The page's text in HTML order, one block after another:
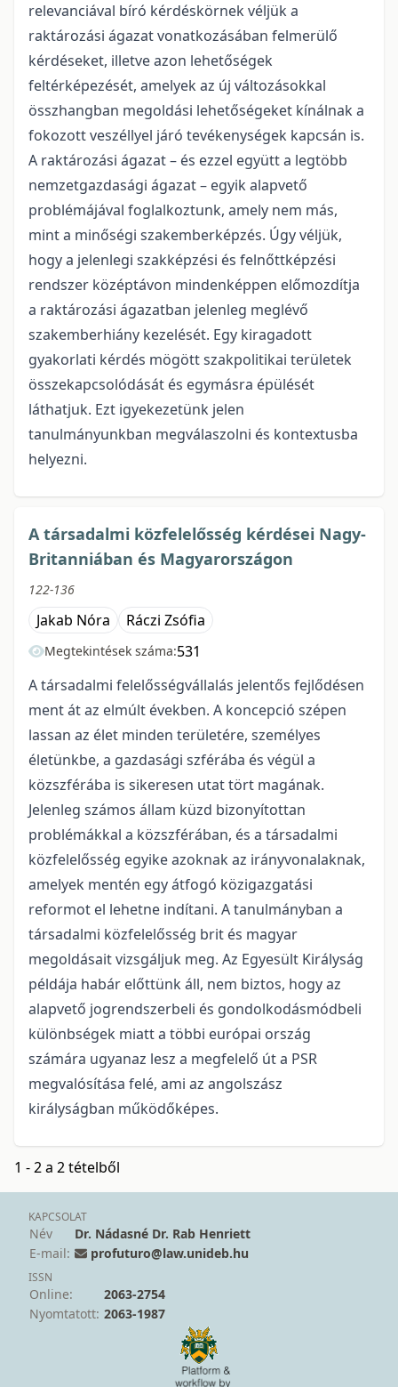
relevanciával bíró kérdéskörnek véljük a
raktározási ágazat vonatkozásában felmerülő
kérdéseket, illetve azon lehetőségek
feltérképezését, amelyek az új változásokkal
összhangban megoldási lehetőségeket kínálnak a
fokozott veszéllyel járó tevékenységek kapcsán is.
A raktározási ágazat – és ezzel együtt a legtöbb
nemzetgazdasági ágazat – egyik alapvető
problémájával foglalkoztunk, amely nem más,
mint a minőségi szakemberképzés. Úgy véljük,
hogy a jelenlegi szakképzési és felnőttképzési
rendszer középtávon mindenképpen előmozdítja
a raktározási ágazatban jelenleg meglévő
szakemberhiány kezelését. Egy kiragadott
gyakorlati kérdés mögött szakpolitikai területek
összekapcsolódását és egymásra épülését
láthatjuk. Ezt igyekezetünk jelen
tanulmányunkban megválaszolni és kontextusba
helyezni.
A társadalmi közfelelősség kérdései Nagy-
Britanniában és Magyarországon
122-136
Jakab Nóra Ráczi Zsófia
Megtekintések száma:531
A társadalmi felelősségvállalás jelentős fejlődésen
ment át az elmúlt években. A koncepció szépen
lassan az élet minden területére, személyes
életünkbe, a gazdasági szférába és végül a
közszférába is sikeresen utat tört magának.
Jelenleg számos állam küzd bizonyítottan
problémákkal a közszférában, és a társadalmi
közfelelősség egyike azoknak az irányvonalaknak,
amelyek mentén egy átfogó közigazgatási
reformot el lehetne indítani. A tanulmányban a
társadalmi közfelelősség brit és magyar
megoldásait vizsgáljuk meg. Az Egyesült Királyság
példája habár előttünk áll, nem biztos, hogy az
alapvető jogrendszerbeli és gondolkodásmódbeli
különbségek miatt a többi európai ország
számára ugyanaz lesz a megfelelő út a PSR
megvalósítása felé, ami az angolszász
királyságban működőképes.
1 - 2 a 2 tételből
KAPCSOLAT
Név
Dr. Nádasné Dr. Rab Henriett
E-mail:
profuturo@law.unideb.hu
ISSN
Online:
2063-2754
Nyomtatott: 2063-1987